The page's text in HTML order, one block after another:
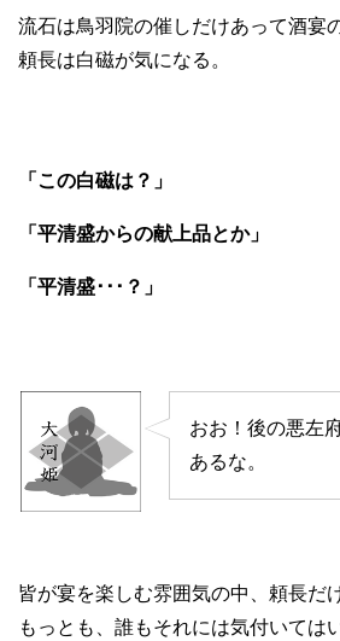
流石は鳥羽院の催しだけあって酒宴
頼長は白磁が気になる。
「この白磁は？」
「平清盛からの献上品とか」
「平清盛･･･？」
おお！後の悪左
あるな。
皆が宴を楽しむ雰囲気の中、頼長だ
もっとも、誰もそれには気付いては